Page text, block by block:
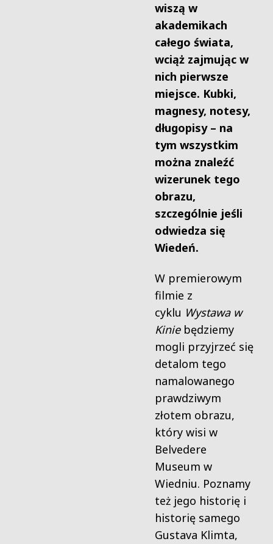
wiszą w
akademikach
całego świata,
wciąż zajmując w
nich pierwsze
miejsce. Kubki,
magnesy, notesy,
długopisy – na
tym wszystkim
można znaleźć
wizerunek tego
obrazu,
szczególnie jeśli
odwiedza się
Wiedeń.
W premierowym
filmie z
cyklu Wystawa w
Kiniebędziemy
mogli przyjrzeć się
detalom tego
namalowanego
prawdziwym
złotem obrazu,
który wisi w
Belvedere
Museum w
Wiedniu. Poznamy
też jego historię i
historię samego
Gustava Klimta,